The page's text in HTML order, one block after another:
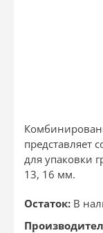
представляет
для упаковки
13, 16 мм.
Остаток: В